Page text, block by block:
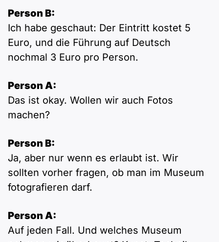
Person B:
Ich habe geschaut: Der Eintritt kostet 5
Euro, und die Führung auf Deutsch
nochmal 3 Euro pro Person.
Person A:
Das ist okay. Wollen wir auch Fotos
machen?
Person B:
Ja, aber nur wenn es erlaubt ist. Wir
sollten vorher fragen, ob man im Museum
fotografieren darf.
Person A:
Auf jeden Fall. Und welches Museum